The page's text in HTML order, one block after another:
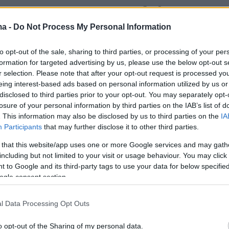
- Do Not Process My Personal Information
opt-out of the sale, sharing to third parties, or processing of your
for targeted advertising by us, please use the below opt-out
selection. Please note that after your opt-out request is processed
interest-based ads based on personal information utilized by us
to third parties prior to your opt-out. You may separately
of your personal information by third parties on the IAB’s list of
This information may also be disclosed by us to third parties on the
Participants that may further disclose it to other third parties.
that this website/app uses one or more Google services and may
but not limited to your visit or usage behaviour. You may
to Google and its third-party tags to use your data for below
consent section.
Data Processing Opt Outs
opt-out of the Sharing of my personal data.
Αγοραστός: Ο εμβολιασμός
HPV προλαμβάνει 10 είδη
για την πρόληψη του καρκίνου τραχήλου μήτρας,
εμβολιαστική κάλυψη στη χώρα μας αναφέρθηκε
του ο Θεόδωρος Αγοραστός, Καθηγητής Mαιευτικής-
ΑΠΘ στην 4η ημερίδα του ygeiamou
εμβολιασμό για τον ιό HPV
για τους 26χρονους ζητούν
Εταιρεία ζητεί από την πολιτεία την ενίσχυση της